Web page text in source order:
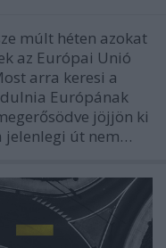
múlt héten azokat
az Európai Unió
arra keresi a
Európának
jöjjön ki
jelenlegi út nem…